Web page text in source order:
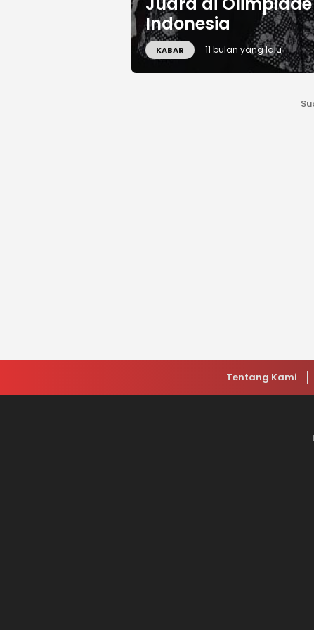
Indonesia
KABAR 11 bulan yang lalu
Tentang Kami